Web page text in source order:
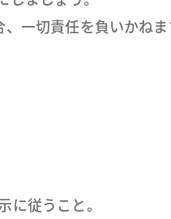
一切責任を負いかね
に従うこと。